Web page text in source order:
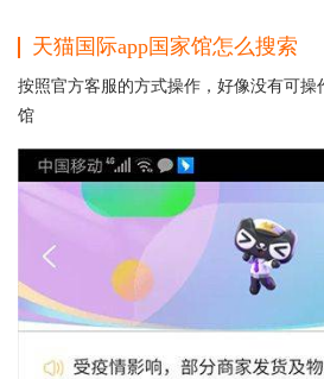
天猫国际app国家馆怎么搜索
按照官方客服的方式操作，好像没有可操
馆